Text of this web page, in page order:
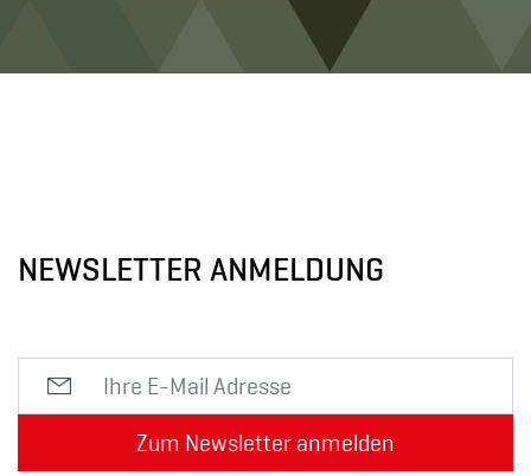
NEWSLETTER ANMELDUNG
Zum Newsletter anmelden